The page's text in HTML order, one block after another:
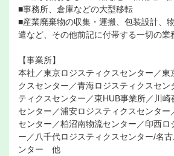
■事務所、倉庫などの大型移転
■産業廃棄物の収集・運搬、包装設計、
遣など、その他前記に付帯する一切の業
【事業所】
本社／東京ロジスティクスセンター／東
クスセンター／青海ロジスティクスセン
ティクスセンター／東HUB事業所／川崎
センター／浦安ロジスティクスセンター
センター／柏沼南物流センター／印西ロ
ー／八千代ロジスティクスセンター/名
ンター 他